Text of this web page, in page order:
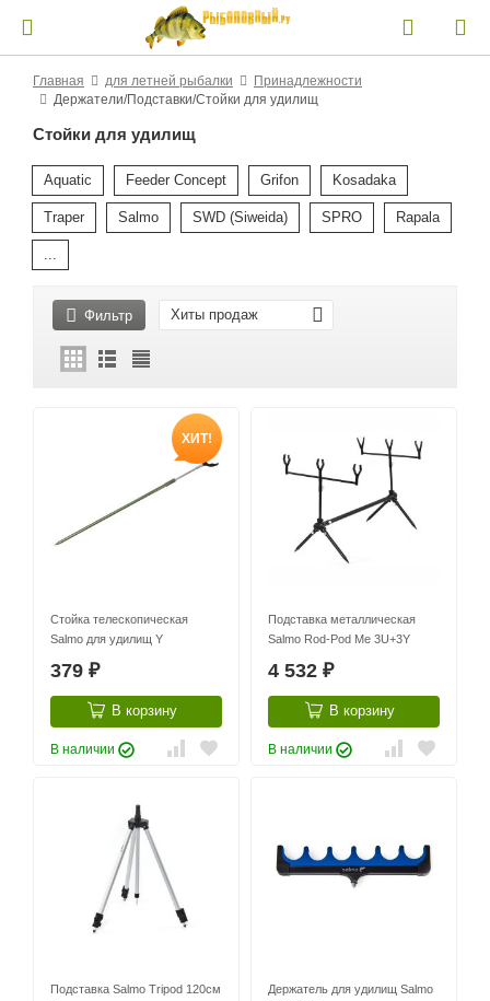
Главная для летней рыбалки
Принадлежности
Держатели/Подставки/Стойки для удилищ
Стойки для удилищ
Aquatic Feeder Concept Grifon Kosadaka
Traper Salmo SWD (Siweida) SPRO Rapala
...
Фильтр Хиты продаж
ХИТ!
Стойка телескопическая
Salmo для удилищ Y
379 ₽
В корзину
В наличии
Подставка металлическая
Salmo Rod-Pod Me 3U+3Y
4 532 ₽
В корзину
В наличии
Подставка Salmo Tripod 120см
Держатель для удилищ Salmo